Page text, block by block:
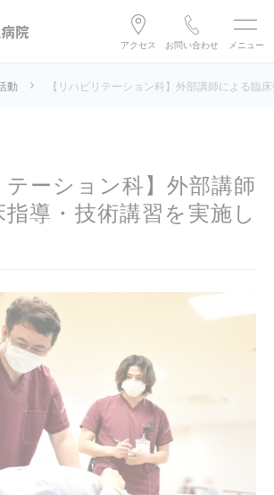
アクセス お問い合わせ メニュー
動 【リハビリテーション科】外部講師による臨
テーション科】外部講師
導・技術講習を実施し